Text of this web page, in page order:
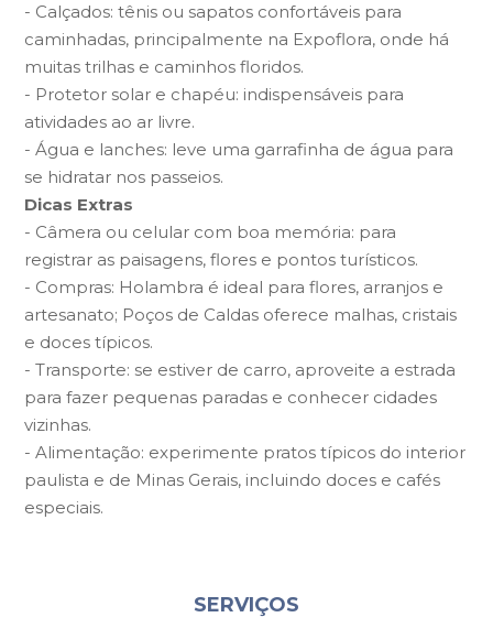
- Calçados: tênis ou sapatos confortáveis para
caminhadas, principalmente na Expoflora, onde há
muitas trilhas e caminhos floridos.
- Protetor solar e chapéu: indispensáveis para
atividades ao ar livre.
- Água e lanches: leve uma garrafinha de água para
se hidratar nos passeios.
Dicas Extras
- Câmera ou celular com boa memória: para
registrar as paisagens, flores e pontos turísticos.
- Compras: Holambra é ideal para flores, arranjos e
artesanato; Poços de Caldas oferece malhas, cristais
e doces típicos.
- Transporte: se estiver de carro, aproveite a estrada
para fazer pequenas paradas e conhecer cidades
vizinhas.
- Alimentação: experimente pratos típicos do interior
paulista e de Minas Gerais, incluindo doces e cafés
especiais.
SERVIÇOS